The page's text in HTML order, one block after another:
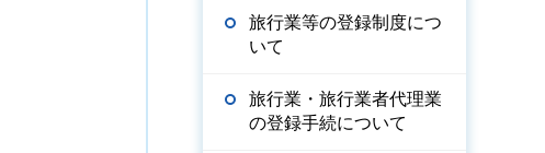
旅行業等の登録制度につ
いて
旅行業・旅行業者代理業
の登録手続について